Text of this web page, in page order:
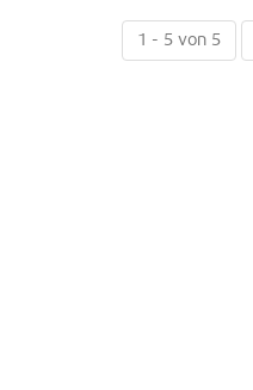
1 - 5 von 5